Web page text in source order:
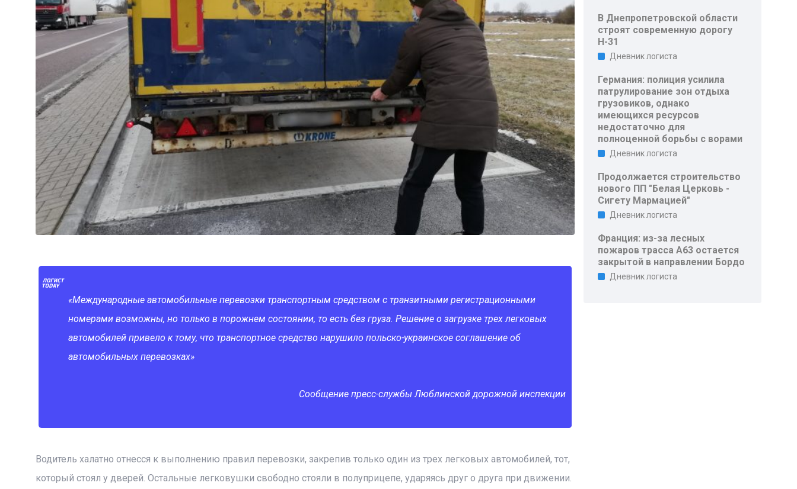
«Международные автомобильные перевозки транспортным средством с транзитными регистрационными
номерами возможны, но только в порожнем состоянии, то есть без груза. Решение о загрузке трех легковых
автомобилей привело к тому, что транспортное средство нарушило польско-украинское соглашение об
автомобильных перевозках»
Сообщение пресс-службы Люблинской дорожной инспекции
Водитель халатно отнесся к выполнению правил перевозки, закрепив только один из трех легковых автомобилей, тот,
который стоял у дверей. Остальные легковушки свободно стояли в полуприцепе, ударяясь друг о друга при движении.
В Днепропетровской области
строят современную дорогу
Н-31
Дневник логиста
Германия: полиция усилила
патрулирование зон отдыха
грузовиков, однако
имеющихся ресурсов
недостаточно для
полноценной борьбы с ворами
Дневник логиста
Продолжается строительство
нового ПП "Белая Церковь -
Сигету Мармацией"
Дневник логиста
Франция: из-за лесных
пожаров трасса A63 остается
закрытой в направлении Бордо
Дневник логиста